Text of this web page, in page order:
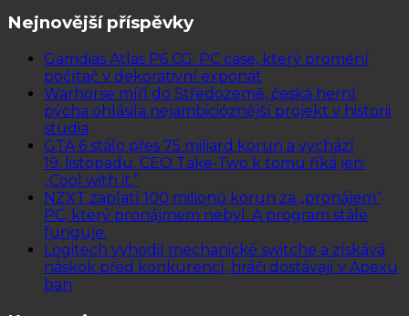
Nejnovější příspěvky
Gamdias Atlas P6 CG: PC case, který promění
počítač v dekorativní exponát
Warhorse míří do Středozemě, česká herní
pýcha ohlásila nejambicióznější projekt v historii
studia
GTA 6 stálo přes 75 miliard korun a vychází
19. listopadu. CEO Take-Two k tomu říká jen:
„Cool with it.“
NZXT zaplatí 100 milionů korun za „pronájem“
PC, který pronájmem nebyl. A program stále
funguje.
Logitech vyhodil mechanické switche a získává
náskok před konkurencí, hráči dostávají v Apexu
ban